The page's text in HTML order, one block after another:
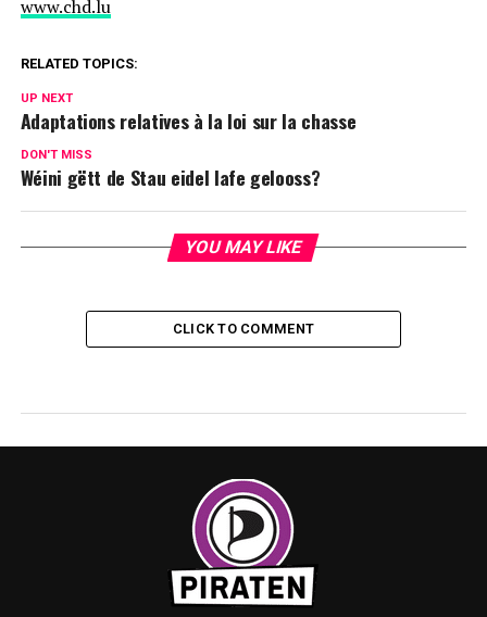
www.chd.lu
RELATED TOPICS:
UP NEXT
Adaptations relatives à la loi sur la chasse
DON'T MISS
Wéini gëtt de Stau eidel lafe gelooss?
YOU MAY LIKE
CLICK TO COMMENT